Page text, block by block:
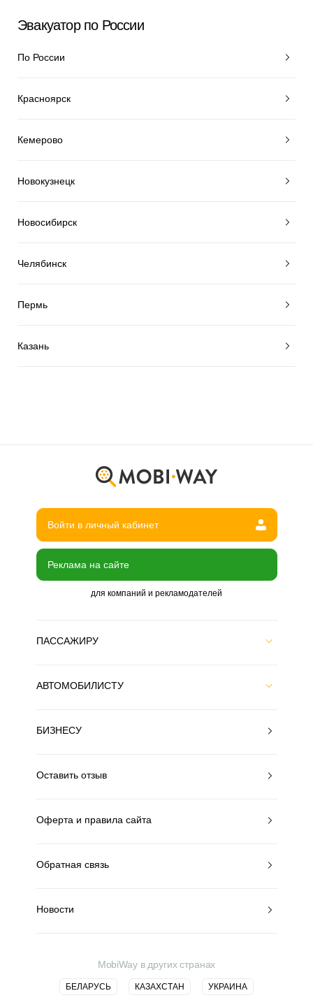
Эвакуатор по России
По России
Красноярск
Кемерово
Новокузнецк
Новосибирск
Челябинск
Пермь
Казань
Войти в личный кабинет
Реклама на сайте
для компаний и рекламодателей
ПАССАЖИРУ
АВТОМОБИЛИСТУ
БИЗНЕСУ
Оставить отзыв
Оферта и правила сайта
Обратная связь
Новости
MobiWay в других странах
БЕЛАРУСЬ КАЗАХСТАН УКРАИНА